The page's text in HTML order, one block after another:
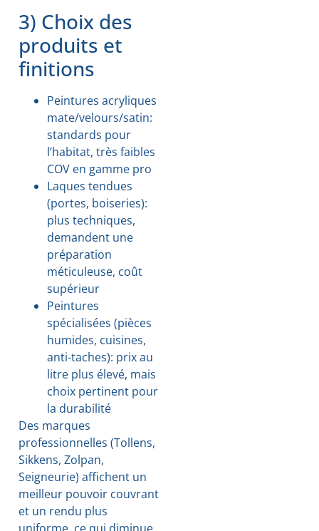
3) Choix des
produits et
finitions
Peintures acryliques
mate/velours/satin:
standards pour
l’habitat, très faibles
COV en gamme pro
Laques tendues
(portes, boiseries):
plus techniques,
demandent une
préparation
méticuleuse, coût
supérieur
Peintures
spécialisées (pièces
humides, cuisines,
anti-taches): prix au
litre plus élevé, mais
choix pertinent pour
la durabilité
Des marques
professionnelles (Tollens,
Sikkens, Zolpan,
Seigneurie) affichent un
meilleur pouvoir couvrant
et un rendu plus